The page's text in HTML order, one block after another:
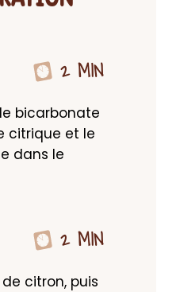
2 MIN
bicarbonate
citrique et le
dans le
2 MIN
citron, puis